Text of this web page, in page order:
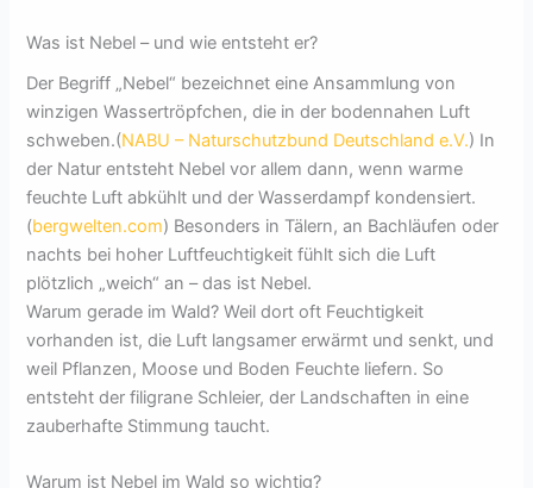
Was ist Nebel – und wie entsteht er?
Der Begriff „Nebel“ bezeichnet eine Ansammlung von
winzigen Wassertröpfchen, die in der bodennahen Luft
schweben.(NABU – Naturschutzbund Deutschland e.V.) In
der Natur entsteht Nebel vor allem dann, wenn warme
feuchte Luft abkühlt und der Wasserdampf kondensiert.
(bergwelten.com) Besonders in Tälern, an Bachläufen oder
nachts bei hoher Luftfeuchtigkeit fühlt sich die Luft
plötzlich „weich“ an – das ist Nebel.
Warum gerade im Wald? Weil dort oft Feuchtigkeit
vorhanden ist, die Luft langsamer erwärmt und senkt, und
weil Pflanzen, Moose und Boden Feuchte liefern. So
entsteht der filigrane Schleier, der Landschaften in eine
zauberhafte Stimmung taucht.
Warum ist Nebel im Wald so wichtig?